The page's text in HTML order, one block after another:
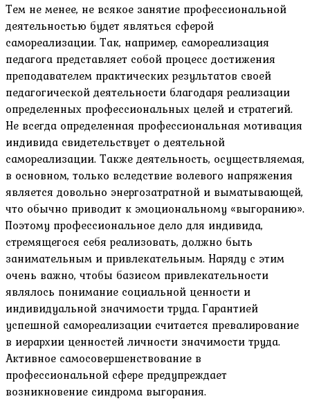
Тем не менее, не всякое занятие профессиональной
деятельностью будет являться сферой
самореализации. Так, например, самореализация
педагога представляет собой процесс достижения
преподавателем практических результатов своей
педагогической деятельности благодаря реализации
определенных профессиональных целей и стратегий.
Не всегда определенная профессиональная мотивация
индивида свидетельствует о деятельной
самореализации. Также деятельность, осуществляемая,
в основном, только вследствие волевого напряжения
является довольно энергозатратной и выматывающей,
что обычно приводит к эмоциональному «выгоранию».
Поэтому профессиональное дело для индивида,
стремящегося себя реализовать, должно быть
занимательным и привлекательным. Наряду с этим
очень важно, чтобы базисом привлекательности
являлось понимание социальной ценности и
индивидуальной значимости труда. Гарантией
успешной самореализации считается превалирование
в иерархии ценностей личности значимости труда.
Активное самосовершенствование в
профессиональной сфере предупреждает
возникновение синдрома выгорания.